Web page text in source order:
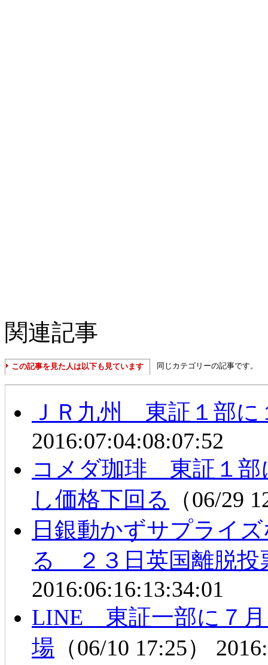
関連記事
この記事を見た人は以下も見ています 同じカテゴリーの記事です。
ＪＲ九州 東証１部に
2016:07:04:08:07:52
コメダ珈琲 東証１
し価格下回る
（06/29
日銀動かずサプライ
る ２３日英国離脱投
2016:06:16:13:34:01
LINE 東証一部に７
場 （06/10 17:25）